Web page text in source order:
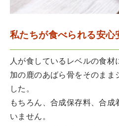
私たちが食べられる安心
人が食しているレベルの食材
加の鹿のあばら骨をそのまま
した。
もちろん、合成保存料、合成
いません。